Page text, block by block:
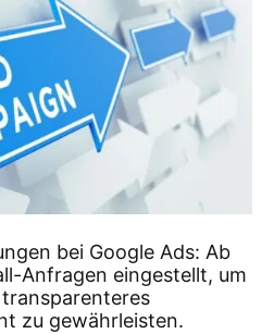
bei Google Ads: Ab
Anfragen eingestellt, um
zu gewährleisten.